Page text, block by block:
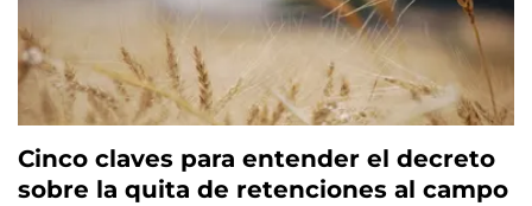
Cinco claves para entender el decreto
sobre la quita de retenciones al campo